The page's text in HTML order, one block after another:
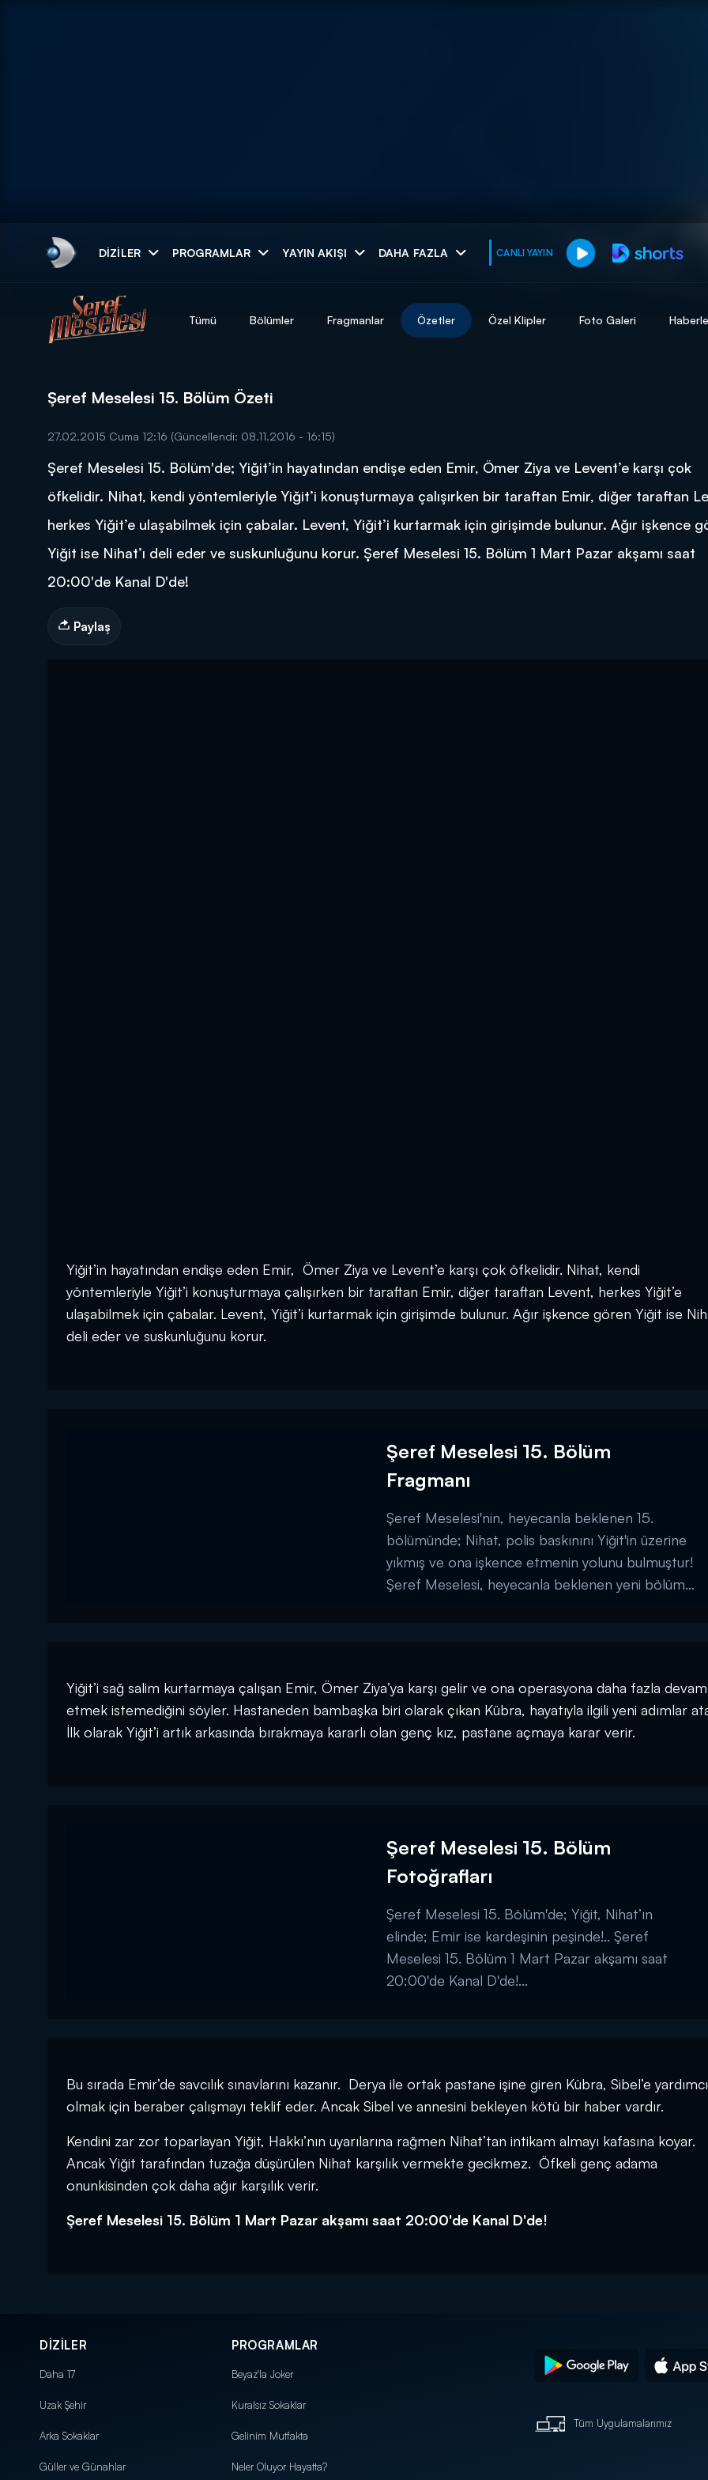
DIZILER PROGRAMLAR YAYIN AKIŞI DAHA FAZLA CANLI YAYIN
muhteşem ikili
DİĞER SONUÇLAR
Tümü Bölümler Fragmanlar Özetler Özel Klipler Foto Galeri
Şeref Meselesi 15. Bölüm Özeti
27.02.2015 Cuma 12:16 (Güncellendi: 08.11.2016 - 16:15)
Şeref Meselesi 15. Bölüm'de; Yiğit’in hayatından endişe eden Emir, Ömer Ziya ve Levent’e karşı çok
öfkelidir. Nihat, kendi yöntemleriyle Yiğit’i konuşturmaya çalışırken bir taraftan Emir, diğer taraftan
herkes Yiğit’e ulaşabilmek için çabalar. Levent, Yiğit’i kurtarmak için girişimde bulunur. Ağır işkence
Yiğit ise Nihat’ı deli eder ve suskunluğunu korur. Şeref Meselesi 15. Bölüm 1 Mart Pazar akşamı saat
20:00'de Kanal D'de!
Paylaş
Yiğit’in hayatından endişe eden Emir, Ömer Ziya ve Levent’e karşı çok öfkelidir. Nihat, kendi
yöntemleriyle Yiğit’i konuşturmaya çalışırken bir taraftan Emir, diğer taraftan Levent, herkes Yiğit’e
ulaşabilmek için çabalar. Levent, Yiğit’i kurtarmak için girişimde bulunur. Ağır işkence gören Yiğit ise
deli eder ve suskunluğunu korur.
Şeref Meselesi 15. Bölüm
Fragmanı
Şeref Meselesi'nin, heyecanla beklenen 15.
bölümünde; Nihat, polis baskınını Yiğit'in üzerine
yıkmış ve ona işkence etmenin yolunu bulmuştur!
Şeref Meselesi, heyecanla beklenen yeni bölümü
Yiğit’i sağ salim kurtarmaya çalışan Emir, Ömer Ziya’ya karşı gelir ve ona operasyona daha fazla devam
etmek istemediğini söyler. Hastaneden bambaşka biri olarak çıkan Kübra, hayatıyla ilgili yeni adımlar
İlk olarak Yiğit’i artık arkasında bırakmaya kararlı olan genç kız, pastane açmaya karar verir.
Şeref Meselesi 15. Bölüm
Fotoğrafları
Şeref Meselesi 15. Bölüm'de; Yiğit, Nihat’ın
elinde; Emir ise kardeşinin peşinde!.. Şeref
Meselesi 15. Bölüm 1 Mart Pazar akşamı saat
20:00'de Kanal D'de!...
Bu sırada Emir’de savcılık sınavlarını kazanır. Derya ile ortak pastane işine giren Kübra, Sibel’e yardımcı
olmak için beraber çalışmayı teklif eder. Ancak Sibel ve annesini bekleyen kötü bir haber vardır.
Kendini zar zor toparlayan Yiğit, Hakkı’nın uyarılarına rağmen Nihat’tan intikam almayı kafasına koyar.
Ancak Yiğit tarafından tuzağa düşürülen Nihat karşılık vermekte gecikmez. Öfkeli genç adama
onunkisinden çok daha ağır karşılık verir.
Şeref Meselesi 15. Bölüm 1 Mart Pazar akşamı saat 20:00'de Kanal D'de!
DİZİLER
Daha 17
Uzak Şehir
Arka Sokaklar
Güller ve Günahlar
PROGRAMLAR
Beyaz'la Joker
Kuralsız Sokaklar
Gelinim Mutfakta
Neler Oluyor Hayatta?
Tüm Uygulamalarımız